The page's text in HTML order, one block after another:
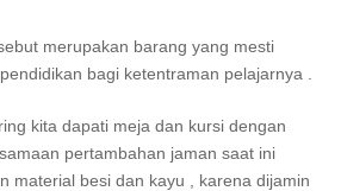
merupakan barang yang mesti
bagi ketentraman pelajarnya .
kita dapati meja dan kursi dengan
pertambahan jaman saat ini
material besi dan kayu , karena dijamin